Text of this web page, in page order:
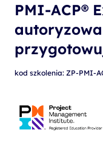
PMI-ACP®
kod szkolenia: ZP-PMI-